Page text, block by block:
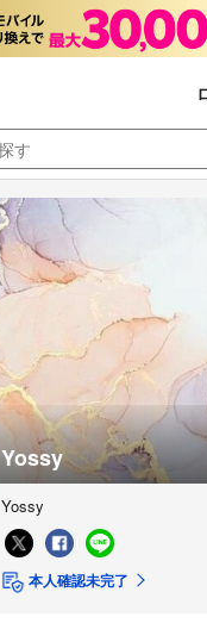
Yossy
Yossy
本人確認未完了